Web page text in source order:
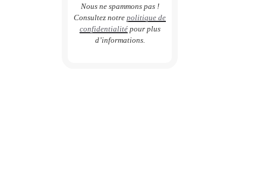
Nous ne spammons pas !
Consultez notre politique de
confidentialitépour plus
d’informations.